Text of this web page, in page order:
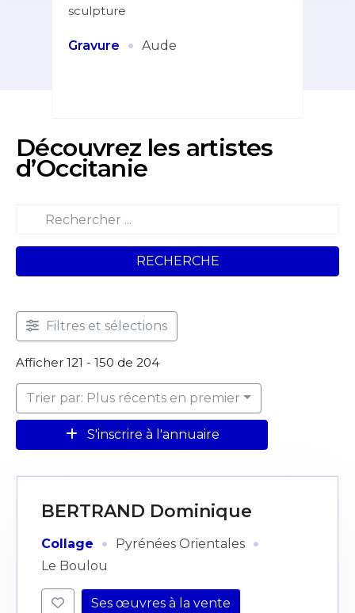
sculpture
Gravure · Aude
Découvrez les artistes
d’Occitanie
RECHERCHE
Filtres et sélections
Afficher 121 - 150 de 204
Trier par: Plus récents en premier
S'inscrire à l'annuaire
BERTRAND Dominique
Collage · Pyrénées Orientales ·
Le Boulou
Ses œuvres à la vente